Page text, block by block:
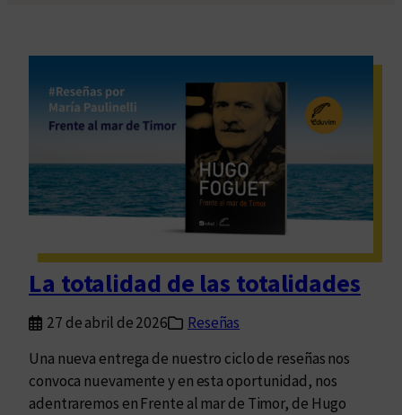
La totalidad de las totalidades
27 de abril de 2026
Reseñas
Una nueva entrega de nuestro ciclo de reseñas nos
convoca nuevamente y en esta oportunidad, nos
adentraremos en Frente al mar de Timor, de Hugo